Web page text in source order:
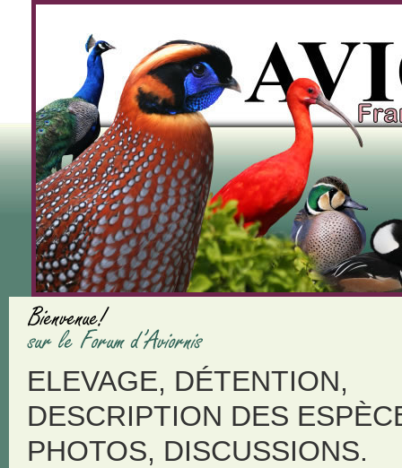
ELEVAGE, DÉTENTION,
DESCRIPTION DES
PHOTOS, DISCUSSIONS.